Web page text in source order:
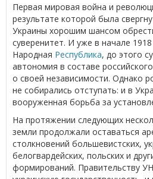
Первая мировая война и
результате которой была
Украины хорошим шансом
суверенитет. И уже в начале
Народная Республика, до этого
автономия в составе
о своей независимости. Однако
не собирались отступать: и в
вооруженная борьба за
На протяжении следующих
земли продолжали оставаться
столкновений большевистских,
белогвардейских, польских и
формирований. Правительству